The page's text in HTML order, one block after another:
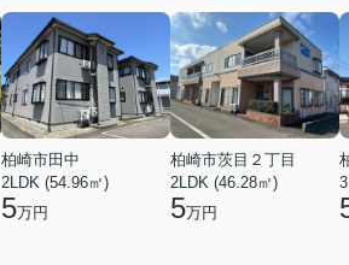
柏崎市田中
2LDK (54.96㎡)
5万円
柏崎市茨目２丁目
2LDK (46.28㎡)
5万円